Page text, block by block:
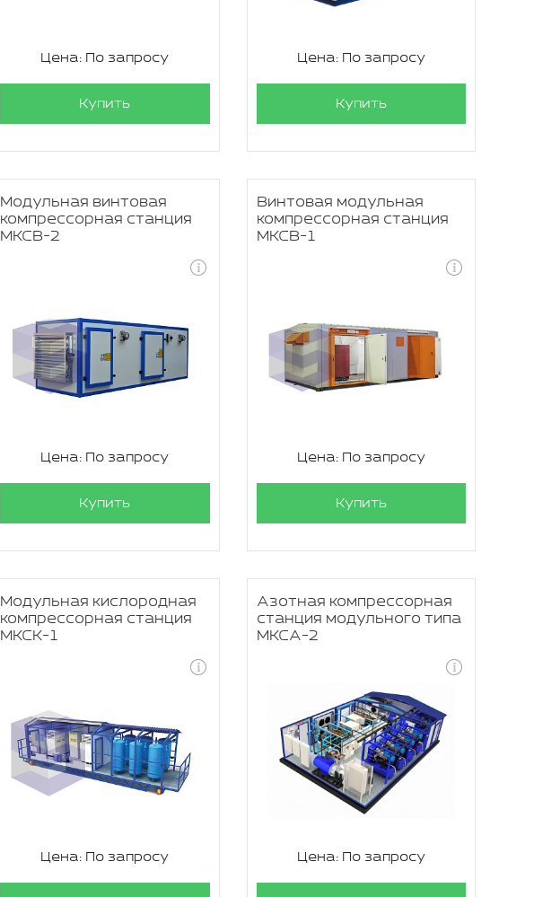
Цена: По запросу
Купить
Цена: По запросу
Купить
Модульная винтовая
компрессорная станция
МКСВ-2
Цена: По запросу
Купить
Винтовая модульная
компрессорная станция
МКСВ-1
Цена: По запросу
Купить
Модульная кислородная
компрессорная станция
МКСК-1
Цена: По запросу
Азотная компрессорная
станция модульного типа
МКСА-2
Цена: По запросу